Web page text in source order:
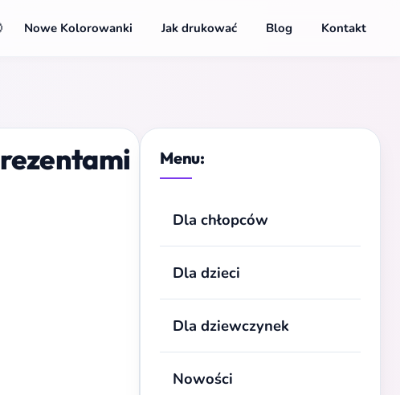
Nowe Kolorowanki Jak drukować Blog Kontakt
Menu:
Dla chłopców
Dla dzieci
Dla dziewczynek
Nowości